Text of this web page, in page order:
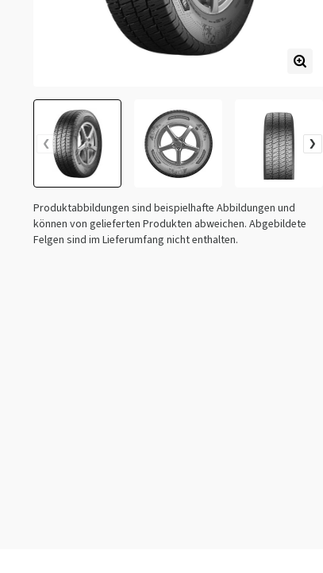
Produktabbildungen sind beispielhafte Abbildungen und
können von gelieferten Produkten abweichen. Abgebildete
Felgen sind im Lieferumfang nicht enthalten.